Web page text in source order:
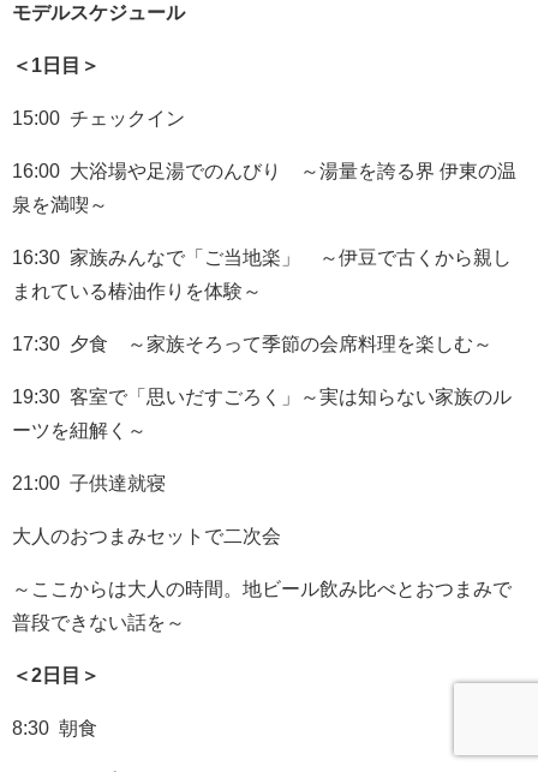
モデルスケジュール
＜1日目＞
15:00 チェックイン
16:00 大浴場や足湯でのんびり ～湯量を誇る界 伊東の温
泉を満喫～
16:30 家族みんなで「ご当地楽」 ～伊豆で古くから親し
まれている椿油作りを体験～
17:30 夕食 ～家族そろって季節の会席料理を楽しむ～
19:30 客室で「思いだすごろく」～実は知らない家族のル
ーツを紐解く～
21:00 子供達就寝
大人のおつまみセットで二次会
～ここからは大人の時間。地ビール飲み比べとおつまみで
普段できない話を～
＜2日目＞
8:30 朝食